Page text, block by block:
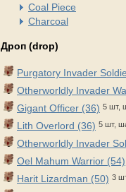
Coal Piece
Charcoal
Дроп (drop)
Purgatory Invader
Otherworldly Invader
Gigant Officer (36) 5 шт,
Lith Overlord (36) 5 шт,
Otherworldly Invader
Oel Mahum Warrior (54)
Harit Lizardman (50) 3